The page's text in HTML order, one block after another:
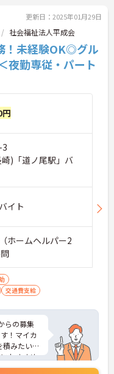
更新日：2025年01月29日
社会福祉法人平成会
！未経験OK◎グル
夜勤専従・パート
)「道ノ尾駅」バ
イト
ホームヘルパー2
交通費支給
らの募集
！マイカ
積みたい
おすすめ